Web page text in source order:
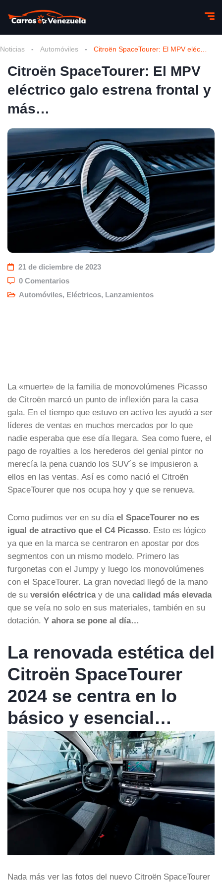
Noticias - Automóviles -
Citroën SpaceTourer: El MPV
eléctrico galo estrena frontal y
más…
21 de diciembre de 2023
0 Comentarios
Automóviles, Eléctricos, Lanzamientos
La «muerte» de la familia de monovolúmenes Picasso
de Citroën marcó un punto de inflexión para la casa
gala. En el tiempo que estuvo en activo les ayudó a ser
líderes de ventas en muchos mercados por lo que
nadie esperaba que ese día llegara. Sea como fuere, el
pago de royalties a los herederos del genial pintor no
merecía la pena cuando los SUV´s se impusieron a
ellos en las ventas. Así es como nació el Citroën
SpaceTourer que nos ocupa hoy y que se renueva.
Como pudimos ver en su día el SpaceTourer no es
igual de atractivo que el C4 Picasso. Esto es lógico
ya que en la marca se centraron en apostar por dos
segmentos con un mismo modelo. Primero las
furgonetas con el Jumpy y luego los monovolúmenes
con el SpaceTourer. La gran novedad llegó de la mano
de su versión eléctricay de una calidad más elevada
que se veía no solo en sus materiales, también en su
dotación. Y ahora se pone al día…
La renovada estética del
Citroën SpaceTourer
2024 se centra en lo
básico y esencial…
Nada más ver las fotos del nuevo Citroën SpaceTourer